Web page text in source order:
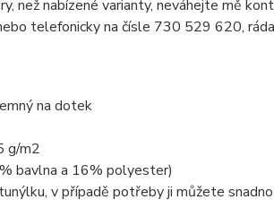
než nabízené varianty, neváhejte mě
telefonicky na čísle 730 529 620,
na dotek
g/m2
bavlna a 16% polyester)
v případě potřeby ji můžete